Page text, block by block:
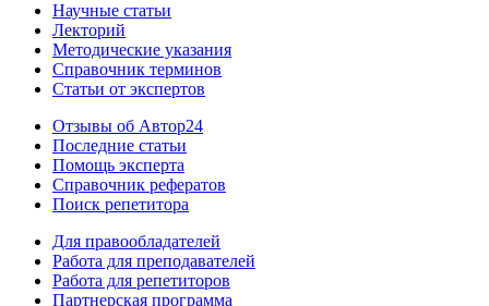
Научные статьи
Лекторий
Методические указания
Справочник терминов
Статьи от экспертов
Отзывы об Автор24
Последние статьи
Помощь эксперта
Справочник рефератов
Поиск репетитора
Для правообладателей
Работа для преподавателей
Работа для репетиторов
Партнерская программа